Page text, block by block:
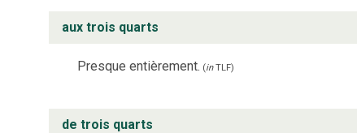
aux trois quarts
Presque entièrement. (inTLF)
de trois quarts